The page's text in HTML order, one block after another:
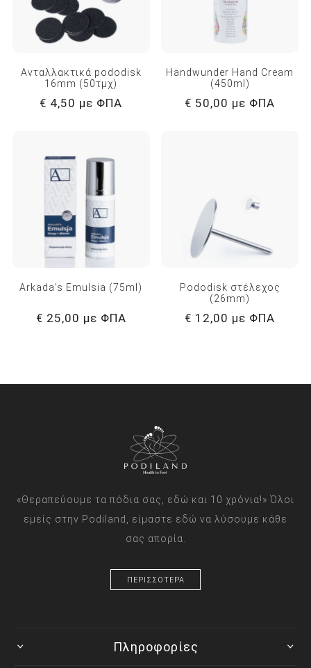
Ανταλλακτικά pododisk
16mm (50τμχ)
€ 4,50 με ΦΠΑ
Handwunder Hand Cream
(450ml)
€ 50,00 με ΦΠΑ
Arkada's Emulsia (75ml)
€ 25,00 με ΦΠΑ
Pododisk στέλεχος
(26mm)
€ 12,00 με ΦΠΑ
«Θεραπεύουμε τα πόδια σας, εδώ και 10 χρόνια!» Όλοι
εμείς στην Podiland, είμαστε εδώ να λύσουμε κάθε
σας απορία.
ΠΕΡΙΣΣΟΤΕΡΑ
Πληροφορίες